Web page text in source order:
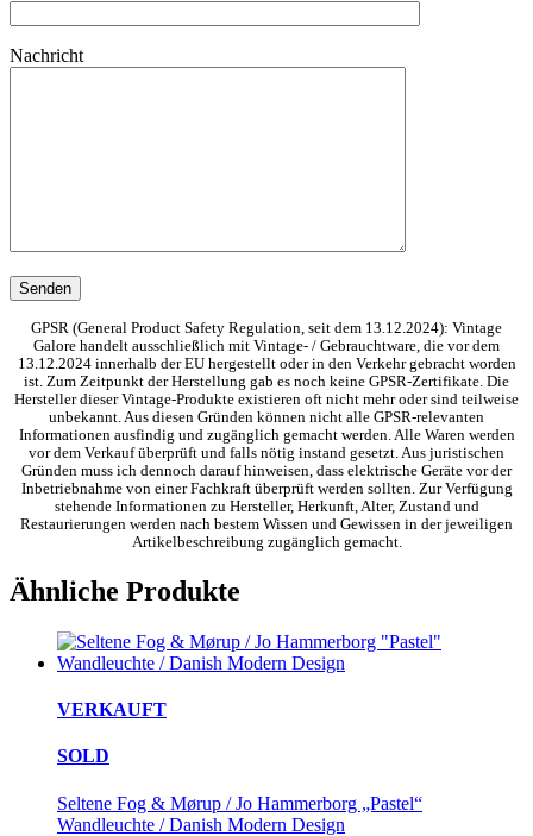
Nachricht
GPSR (General Product Safety Regulation, seit dem 13.12.2024): Vintage
Galore handelt ausschließlich mit Vintage- / Gebrauchtware, die vor dem
13.12.2024 innerhalb der EU hergestellt oder in den Verkehr gebracht worden
ist. Zum Zeitpunkt der Herstellung gab es noch keine GPSR-Zertifikate. Die
Hersteller dieser Vintage-Produkte existieren oft nicht mehr oder sind teilweise
unbekannt. Aus diesen Gründen können nicht alle GPSR-relevanten
Informationen ausfindig und zugänglich gemacht werden. Alle Waren werden
vor dem Verkauf überprüft und falls nötig instand gesetzt. Aus juristischen
Gründen muss ich dennoch darauf hinweisen, dass elektrische Geräte vor der
Inbetriebnahme von einer Fachkraft überprüft werden sollten. Zur Verfügung
stehende Informationen zu Hersteller, Herkunft, Alter, Zustand und
Restaurierungen werden nach bestem Wissen und Gewissen in der jeweiligen
Artikelbeschreibung zugänglich gemacht.
Ähnliche Produkte
VERKAUFT
SOLD
Seltene Fog & Mørup / Jo Hammerborg „Pastel“
Wandleuchte / Danish Modern Design